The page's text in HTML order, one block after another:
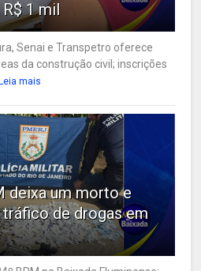
1 mil
Senai e Transpetro oferece
da construção civil; inscrições
mais
deixa um morto e
de drogas em